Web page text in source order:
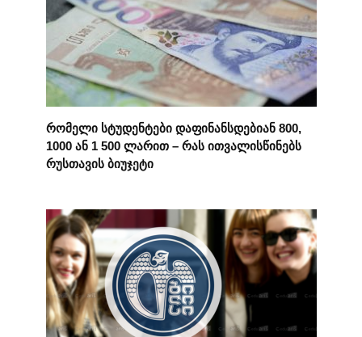
რომელი სტუდენტები დაფინანსდებიან 800,
1000 ან 1 500 ლარით – რას ითვალისწინებს
რუსთავის ბიუჯეტი